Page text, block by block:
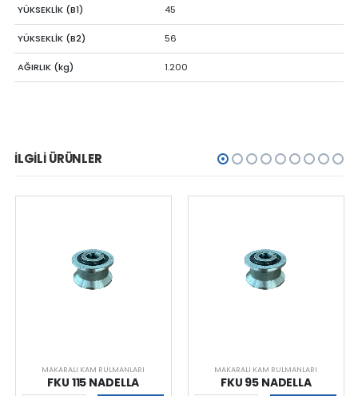
YÜKSEKLİK (B1) 45
YÜKSEKLİK (B2) 56
AĞIRLIK (kg) 1.200
İLGILI ÜRÜNLER
MAKARALI KAM RULMANLARI
FKU 115 NADELLA
MAKARALI KAM RULMANLARI
FKU 95 NADELLA